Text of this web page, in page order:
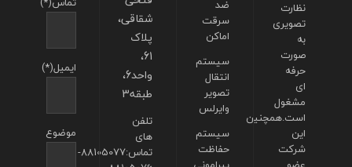
ایمیل(*)
موضوع
شقاقی،
پلاک
61،
واحد6،
طبقه3
تلفن
های
تماس:88105077-
ضد
سرقت
اماکن
سیستم
انتقال
تصویر
وایرلس
سیستم
حفاظت
نظارت
تصویری
به
صورت
حرفه
ای
مشغول
است.همچنین
این
شرکت